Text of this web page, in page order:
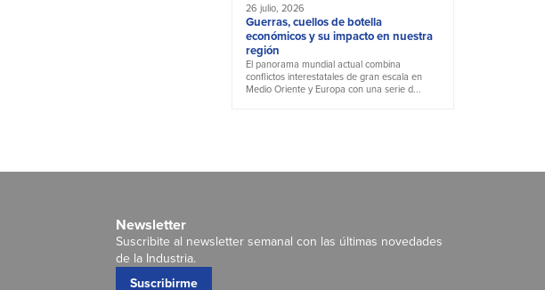
26 julio, 2026
Guerras, cuellos de botella
económicos y su impacto en nuestra
región
El panorama mundial actual combina
conflictos interestatales de gran escala en
Medio Oriente y Europa con una serie d...
Newsletter
Suscribite al newsletter semanal con las últimas novedades
de la Industria.
Suscribirme